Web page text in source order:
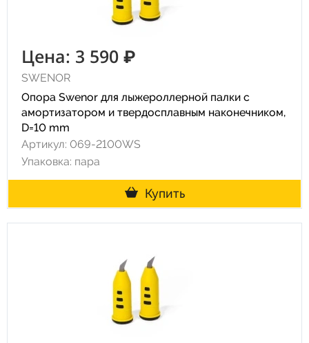
Цена: 3 590 ₽
SWENOR
Опора Swenor для лыжероллерной палки с
амортизатором и твердосплавным наконечником,
D=10 mm
Артикул: 069-2100WS
Упаковка: пара
Купить